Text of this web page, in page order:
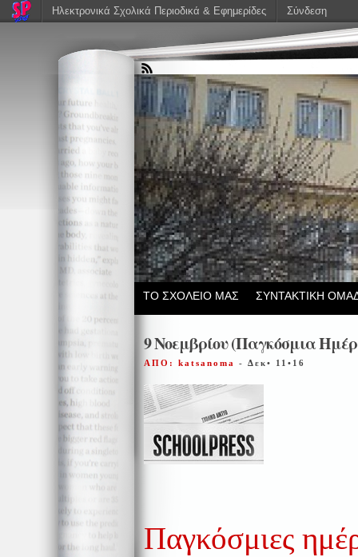
ΤΟ ΣΧΟΛΕΙΟ ΜΑΣ ΣΥΝΤΑΚΤΙΚΗ
9 Νοεμβρίου (Παγκόσμια
ΑΠΟ: katsanoma - Δεκ• 11•16
Παγκόσμιες
Ηλεκτρονικά Σχολικά Περιοδικά & Εφημερίδες Σύνδεση